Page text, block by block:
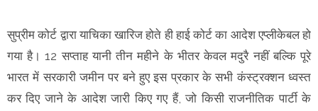
सुप्रीम कोर्ट द्वारा याचिका खारिज होते ही हाई कोर्ट का आदेश एप्लीकेबल हो
गया है। 12 सप्ताह यानी तीन महीने के भीतर केवल मदुरै नहीं बल्कि पूरे
भारत में सरकारी जमीन पर बने हुए इस प्रकार के सभी कंस्ट्रक्शन ध्वस्त
कर दिए जाने के आदेश जारी किए गए हैं, जो किसी राजनीतिक पार्टी के